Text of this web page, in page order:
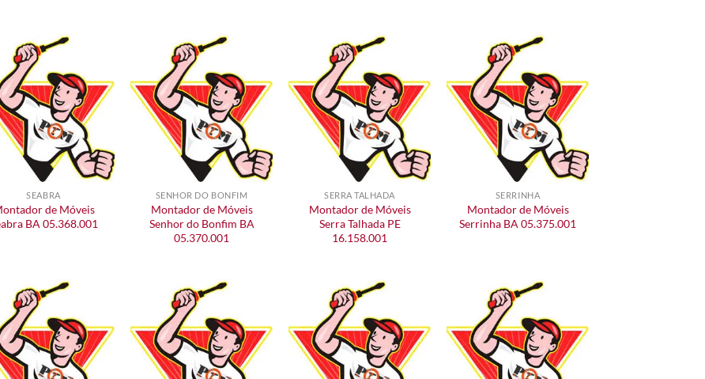
SEABRA
de Móveis
BA 05.368.001
SENHOR DO BONFIM
Montador de Móveis
Senhor do Bonfim BA
05.370.001
SERRA TALHADA
Montador de Móveis
Serra Talhada PE
16.158.001
SERRINHA
Montador de Móveis
Serrinha BA 05.375.001